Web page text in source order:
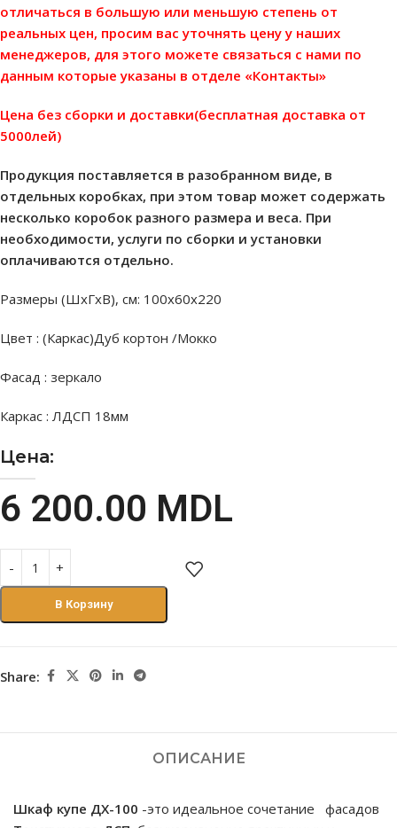
отличаться в большую или меньшую степень от
реальных цен, просим вас уточнять цену у наших
менеджеров, для этого можете связаться с нами по
данным которые указаны в отделе «Контакты»
Цена без сборки и доставки(бесплатная доставка от
5000лей)
Продукция поставляется в разобранном виде, в
отдельных коробках, при этом товар может содержать
несколько коробок разного размера и веса. При
необходимости, услуги по сборки и установки
оплачиваются отдельно.
Размеры (ШхГхВ), см: 100х60х220
Цвет : (Каркас)Дуб кортон /Мокко
Фасад : зеркало
Каркас : ЛДСП 18мм
Цена:
6 200.00 MDL
В Корзину
Share:
ОПИСАНИЕ
Шкаф купе ДX-100 -это идеальное сочетание фасадов